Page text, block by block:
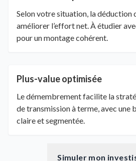
Selon votre situation, la déduction
améliorer l’effort net. À étudier
pour un montage cohérent.
Plus-value optimisée
Le démembrement facilite la
de transmission à terme, avec une
claire et segmentée.
Simuler mon